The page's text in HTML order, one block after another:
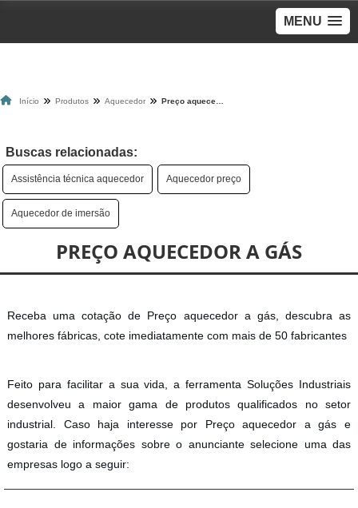
MENU
Início Produtos Aquecedor
Buscas relacionadas:
Assistência técnica aquecedor Aquecedor preço
Aquecedor de imersão
PREÇO AQUECEDOR A GÁS
Receba uma cotação de Preço aquecedor a gás, descubra as
melhores fábricas, cote imediatamente com mais de 50 fabricantes
Feito para facilitar a sua vida, a ferramenta Soluções Industriais
desenvolveu a maior gama de produtos qualificados no setor
industrial. Caso haja interesse por Preço aquecedor a gás e
gostaria de informações sobre o anunciante selecione uma das
empresas logo a seguir: